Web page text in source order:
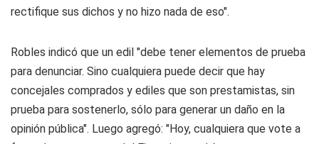
rectifique sus dichos y no hizo nada de eso".
Robles indicó que un edil "debe tener elementos de prueba
para denunciar. Sino cualquiera puede decir que hay
concejales comprados y ediles que son prestamistas, sin
prueba para sostenerlo, sólo para generar un daño en la
opinión pública". Luego agregó: "Hoy, cualquiera que vote a